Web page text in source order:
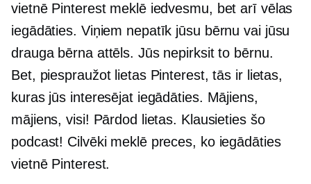
vietnē Pinterest meklē iedvesmu, bet arī vēlas
iegādāties. Viņiem nepatīk jūsu bērnu vai jūsu
drauga bērna attēls. Jūs nepirksit to bērnu.
Bet, piespraužot lietas Pinterest, tās ir lietas,
kuras jūs interesējat iegādāties. Mājiens,
mājiens, visi! Pārdod lietas. Klausieties šo
podcast! Cilvēki meklē preces, ko iegādāties
vietnē Pinterest.